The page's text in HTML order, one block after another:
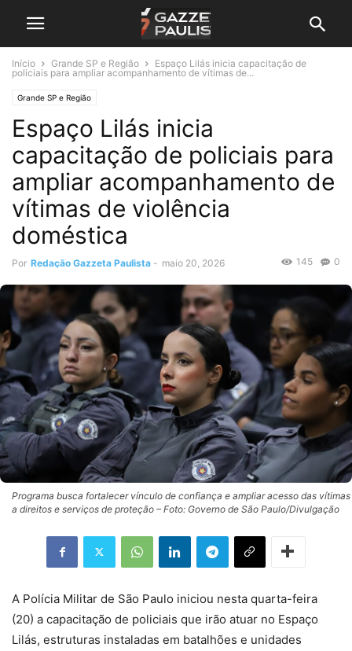
Início Grande SP e Região
Espaço Lilás inicia capacitação de
policiais para ampliar acompanhamento de vítimas de...
Grande SP e Região
Espaço Lilás inicia
capacitação de policiais para
ampliar acompanhamento de
vítimas de violência
doméstica
Por Redação Gazzeta Paulista - maio 20, 2026 0
145
Programa busca fortalecer vínculo de confiança e ampliar acesso das vítimas
a direitos e serviços de proteção – Foto: Governo de São Paulo/Divulgação
A Polícia Militar de São Paulo iniciou nesta quarta-feira
(20) a capacitação de policiais que irão atuar no Espaço
Lilás, estruturas instaladas em batalhões e unidades